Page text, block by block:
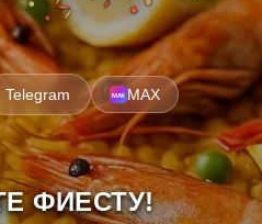
Telegram MAX
ФИЕСТУ!